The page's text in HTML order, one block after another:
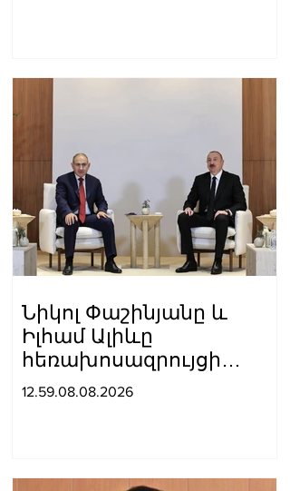
Նիկոլ Փաշինյանը և
Իլհամ Ալիևը
հեռախոսազրույցի
ընթացքում ընդգծել են
կարգավորման գործում
12.59.08.08.2026